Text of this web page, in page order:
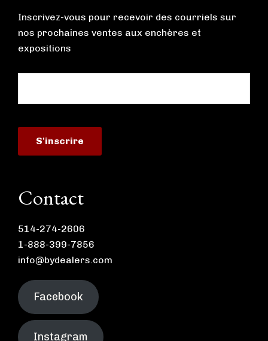
Inscrivez-vous pour recevoir des courriels sur
nos prochaines ventes aux enchères et
expositions
Contact
514-274-2606
1-888-399-7856
info@bydealers.com
Facebook
Instagram